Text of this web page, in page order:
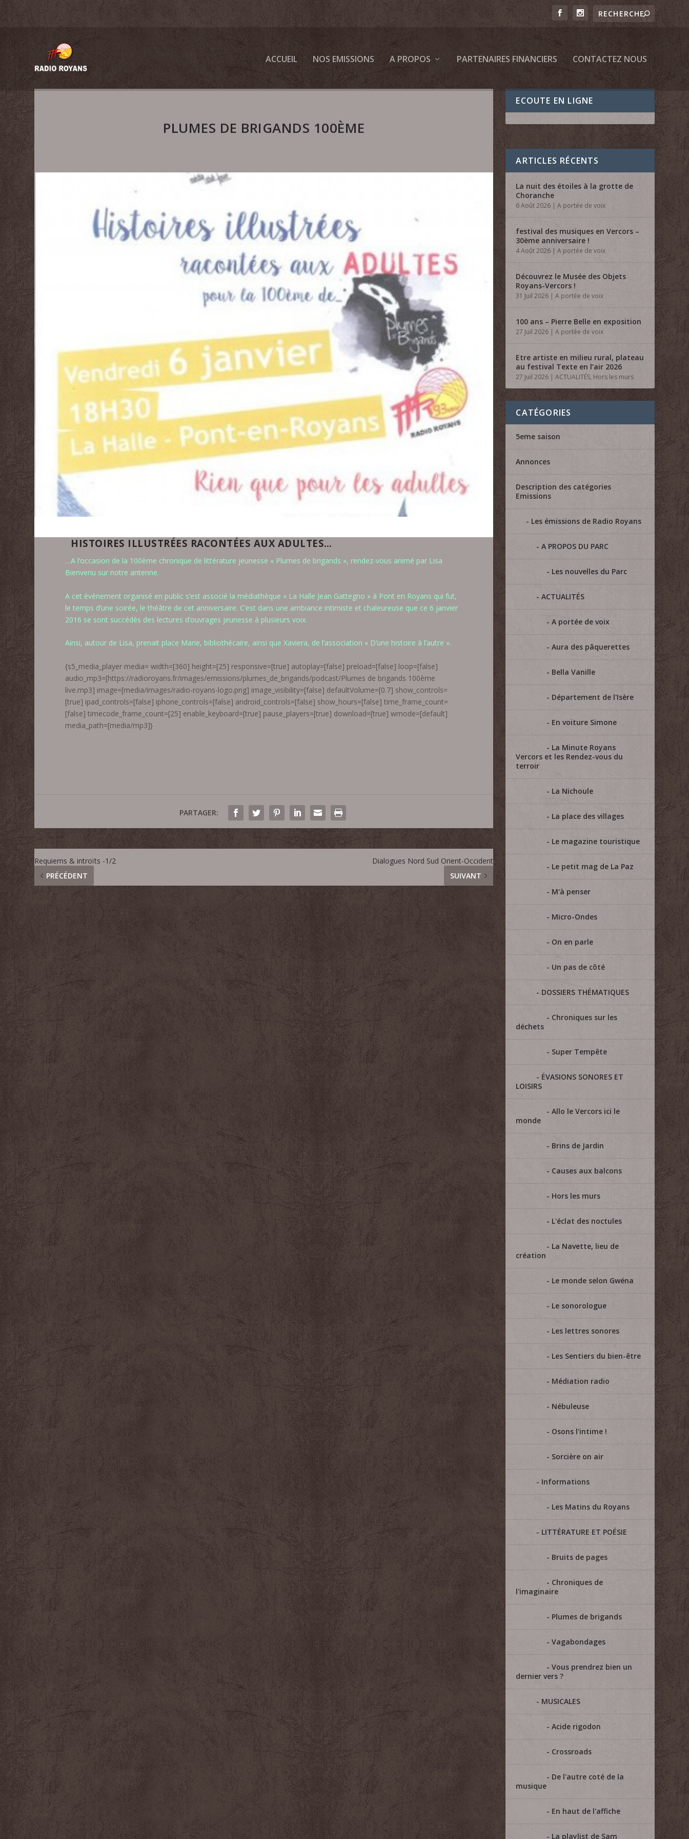
ACCUEIL NOS EMISSIONS A PROPOS PARTENAIRES FINANCIERS CONTACTEZ NOUS
PLUMES DE BRIGANDS 100ÈME
HISTOIRES ILLUSTRÉES RACONTÉES AUX ADULTES…
…A l’occasion de la 100ème chronique de littérature jeunesse « Plumes de brigands », rendez-vous animé par Lisa
Bienvenu sur notre antenne.
A cet évènement organisé en public s’est associé la médiathèque « La Halle Jean Gattegno » à Pont en Royans qui fut,
le temps d’une soirée, le théâtre de cet anniversaire. C’est dans une ambiance intimiste et chaleureuse que ce 6 janvier
2016 se sont succédés des lectures d’ouvrages jeunesse à plusieurs voix.
Ainsi, autour de Lisa, prenait place Marie, bibliothécaire, ainsi que Xaviera, de l’association « D’une histoire à l’autre ».
{s5_media_player media= width=[360] height=[25] responsive=[true] autoplay=[false] preload=[false] loop=[false]
audio_mp3=[https://radioroyans.fr/images/emissions/plumes_de_brigands/podcast/Plumes de brigands 100ème
live.mp3] image=[media/images/radio-royans-logo.png] image_visibility=[false] defaultVolume=[0.7] show_controls=
[true] ipad_controls=[false] iphone_controls=[false] android_controls=[false] show_hours=[false] time_frame_count=
[false] timecode_frame_count=[25] enable_keyboard=[true] pause_players=[true] download=[true] wmode=[default]
media_path=[media/mp3]}
PARTAGER:
Requiems & introïts -1/2
PRÉCÉDENT
Dialogues Nord Sud Orient-Occident
SUIVANT
ECOUTE EN LIGNE
ARTICLES RÉCENTS
La nuit des étoiles à la grotte de
Choranche
6 Août 2026 |A portée de voix
festival des musiques en Vercors –
30ème anniversaire !
4 Août 2026 |A portée de voix
Découvrez le Musée des Objets
Royans-Vercors !
31 Juil 2026 |A portée de voix
100 ans – Pierre Belle en exposition
27 Juil 2026 |A portée de voix
Etre artiste en milieu rural, plateau
au festival Texte en l’air 2026
27 Juil 2026 |ACTUALITÉS, Hors les murs
CATÉGORIES
5eme saison
Annonces
Description des catégories
Emissions
Les émissions de Radio Royans
A PROPOS DU PARC
Les nouvelles du Parc
ACTUALITÉS
A portée de voix
Aura des pâquerettes
Bella Vanille
Département de l'Isère
En voiture Simone
La Minute Royans
Vercors et les Rendez-vous du
terroir
La Nichoule
La place des villages
Le magazine touristique
Le petit mag de La Paz
M'à penser
Micro-Ondes
On en parle
Un pas de côté
DOSSIERS THÉMATIQUES
Chroniques sur les
déchets
Super Tempête
ÉVASIONS SONORES ET
LOISIRS
Allo le Vercors ici le
monde
Brins de Jardin
Causes aux balcons
Hors les murs
L'éclat des noctules
La Navette, lieu de
création
Le monde selon Gwéna
Le sonorologue
Les lettres sonores
Les Sentiers du bien-être
Médiation radio
Nébuleuse
Osons l'intime !
Sorcière on air
Informations
Les Matins du Royans
LITTÉRATURE ET POÉSIE
Bruits de pages
Chroniques de
l'imaginaire
Plumes de brigands
Vagabondages
Vous prendrez bien un
dernier vers ?
MUSICALES
Acide rigodon
Crossroads
De l'autre coté de la
musique
En haut de l'affiche
La playlist de Sam